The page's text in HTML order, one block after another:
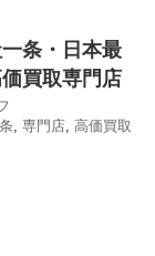
一条・日本最
買取専門店
, 専門店, 高価買取